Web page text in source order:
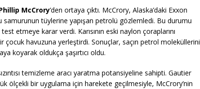
McCrory’den ortaya çıktı. McCrory, Alaska’daki Exxon
samurunun tüylerine yapışan petrolü gözlemledi. Bu durumu
etmeye karar verdi. Karısının eski naylon çoraplarını
çocuk havuzuna yerleştirdi. Sonuçlar, saçın petrol moleküllerini
koyarak oldukça şaşırtıcı oldu.
temizleme aracı yaratma potansiyeline sahipti. Gautier
ölçekli bir uygulama için harekete geçilmesiyle, McCrory’nin